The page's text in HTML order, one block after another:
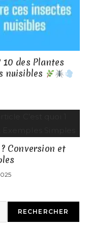
des Plantes
nuisibles
Conversion et
RECHERCHER